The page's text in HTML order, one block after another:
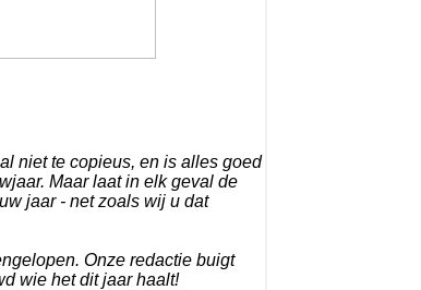
niet te copieus, en is alles goed
Maar laat in elk geval de
jaar - net zoals wij u dat
Onze redactie buigt
wie het dit jaar haalt!